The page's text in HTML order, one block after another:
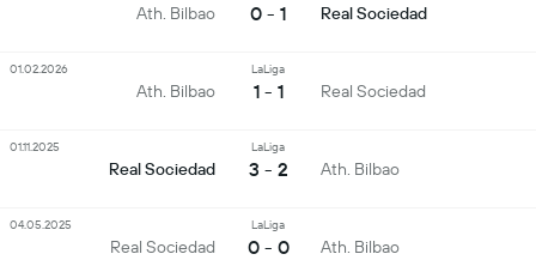
Ath. Bilbao 0 - 1 Real Sociedad
Ath. Bilbao
LaLiga
1 - 1 Real Sociedad
01.02.2026
Real Sociedad
LaLiga
3 - 2 Ath. Bilbao
01.11.2025
Real Sociedad
LaLiga
0 - 0 Ath. Bilbao
04.05.2025